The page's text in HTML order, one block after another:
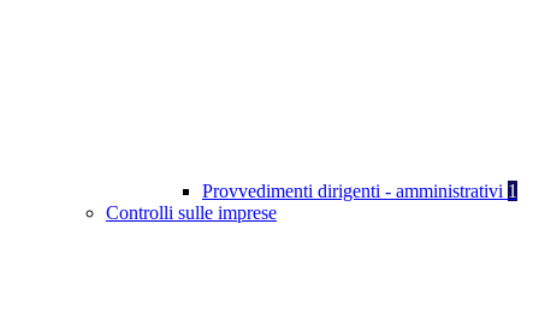
Provvedimenti dirigenti - amministrativi 1
Controlli sulle imprese